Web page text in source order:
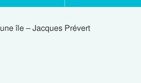
île – Jacques Prévert